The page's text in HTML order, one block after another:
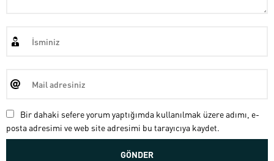
Bir dahaki sefere yorum yaptığımda kullanılmak üzere adımı, e-
posta adresimi ve web site adresimi bu tarayıcıya kaydet.